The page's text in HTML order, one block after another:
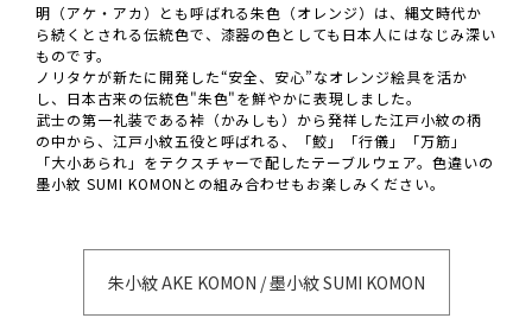
明（アケ・アカ）とも呼ばれる朱色（オレンジ）は、縄文時代か
ら続くとされる伝統色で、漆器の色としても日本人にはなじみ深い
ものです。
ノリタケが新たに開発した“安全、安心”なオレンジ絵具を活か
し、日本古来の伝統色"朱色"を鮮やかに表現しました。
武士の第一礼装である裃（かみしも）から発祥した江戸小紋の柄
の中から、江戸小紋五役と呼ばれる、「鮫」「行儀」「万筋」
「大小あられ」をテクスチャーで配したテーブルウェア。色違いの
墨小紋 SUMI KOMONとの組み合わせもお楽しみください。
朱小紋 AKE KOMON / 墨小紋 SUMI KOMON